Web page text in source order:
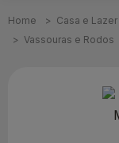
Casa e Lazer
Vassouras e Rodos